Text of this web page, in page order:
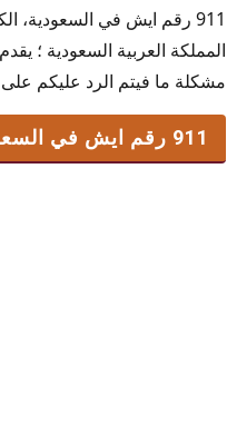
مركز العمليات الأمنية
أرقام الطوارئ في
التواصل مع الشرطة
911 رقم ايش في
مشكلة ما فيتم الرد عليكم على الفور ؛ في
911 رقم ايش في السعودية